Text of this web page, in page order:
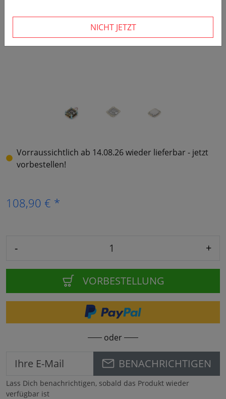
Vorraussichtlich ab 14.08.26 wieder lieferbar - jetzt
vorbestellen!
108,90 € *
- +
VORBESTELLUNG
oder
BENACHRICHTIGEN
Lass Dich benachrichtigen, sobald das Produkt wieder
verfügbar ist
NICHT JETZT